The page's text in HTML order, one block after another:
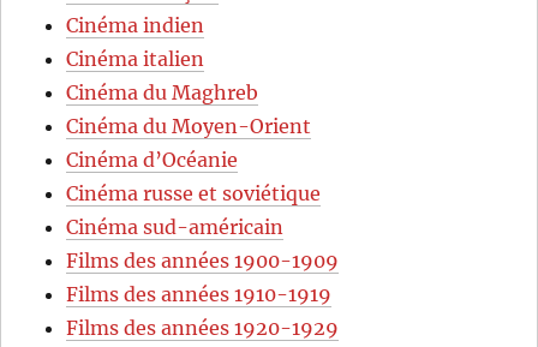
Cinéma indien
Cinéma italien
Cinéma du Maghreb
Cinéma du Moyen-Orient
Cinéma d’Océanie
Cinéma russe et soviétique
Cinéma sud-américain
Films des années 1900-1909
Films des années 1910-1919
Films des années 1920-1929